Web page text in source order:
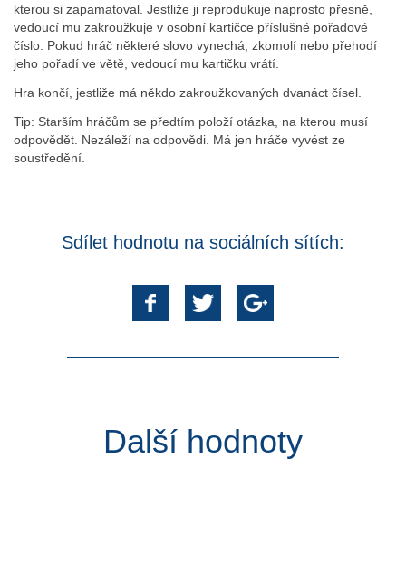
kterou si zapamatoval. Jestliže ji reprodukuje naprosto přesně,
vedoucí mu zakroužkuje v osobní kartičce příslušné pořadové
číslo. Pokud hráč některé slovo vynechá, zkomolí nebo přehodí
jeho pořadí ve větě, vedoucí mu kartičku vrátí.
Hra končí, jestliže má někdo zakroužkovaných dvanáct čísel.
Tip: Starším hráčům se předtím položí otázka, na kterou musí
odpovědět. Nezáleží na odpovědi. Má jen hráče vyvést ze
soustředění.
Sdílet hodnotu na sociálních sítích:
Další hodnoty